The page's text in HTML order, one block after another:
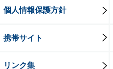
個人情報保護方針
携帯サイト
リンク集